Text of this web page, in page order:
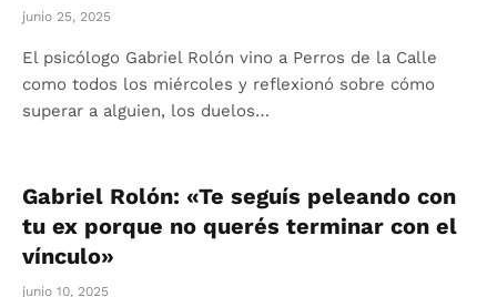
junio 25, 2025
El psicólogo Gabriel Rolón vino a Perros de la Calle
como todos los miércoles y reflexionó sobre cómo
superar a alguien, los duelos…
Gabriel Rolón: «Te seguís peleando con
tu ex porque no querés terminar con el
vínculo»
junio 10, 2025